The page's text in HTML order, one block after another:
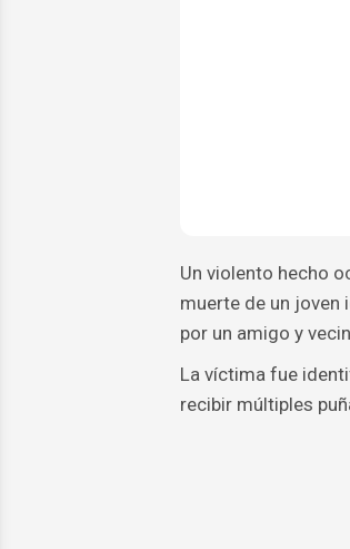
Un violento hecho
muerte de un joven
por un amigo y
La víctima fue
recibir múltiples